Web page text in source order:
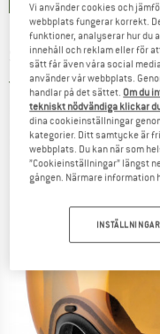
SLOKKER -
5,0(1)
Vi använder cookies och
webbplats fungerar korrekt.
funktioner, analyserar hur du
innehåll och reklam eller för
sätt får även våra social
använder vår webbplats.
handlar på det sättet. Om du
tekniskt nödvändiga klickar
dina cookieinställningar
kategorier. Ditt samtycke är
webbplats. Du kan när som
”Cookieinställningar” längst
gången. Närmare information
INSTÄLLNINGAR